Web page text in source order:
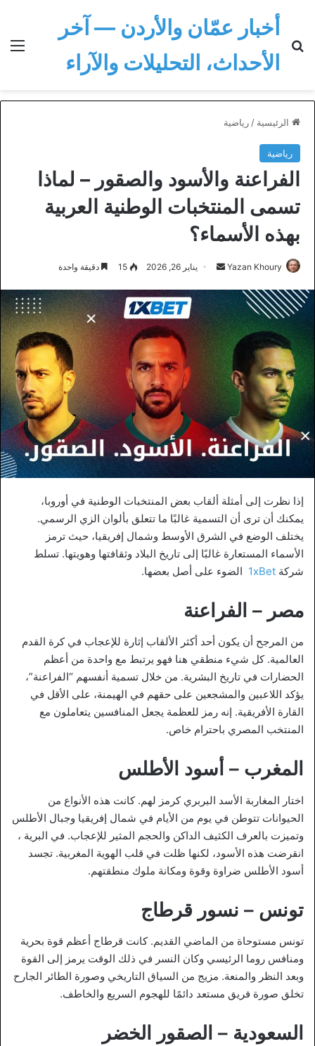
أخبار عمّان والأردن — آخر
الأحداث، التحليلات والآراء
الرئيسية / رياضية
رياضية
الفراعنة والأسود والصقور – لماذا
تسمى المنتخبات الوطنية العربية
بهذه الأسماء؟
Yazan Khoury
أرسل
إلكترونيا
يناير 26, 2026 15 دقيقة واحدة
إذا نظرت إلى أمثلة ألقاب بعض المنتخبات الوطنية في أوروبا،
يمكنك أن ترى أن التسمية غالبًا ما تتعلق بألوان الزي الرسمي.
يختلف الوضع في الشرق الأوسط وشمال إفريقيا، حيث ترمز
الأسماء المستعارة غالبًا إلى تاريخ البلاد وثقافتها وهويتها. تسلط
شركة 1xBet الضوء على أصل بعضها.
مصر – الفراعنة
من المرجح أن يكون أحد أكثر الألقاب إثارة للإعجاب في كرة القدم
العالمية. كل شيء منطقي هنا فهو يرتبط مع واحدة من أعظم
الحضارات في تاريخ البشرية. من خلال تسمية أنفسهم “الفراعنة”،
يؤكد اللاعبين والمشجعين على حقهم في الهيمنة، على الأقل في
القارة الأفريقية. إنه رمز للعظمة يجعل المنافسين يتعاملون مع
المنتخب المصري باحترام خاص.
المغرب – أسود الأطلس
اختار المغاربة الأسد البربري كرمز لهم. كانت هذه الأنواع من
الحيوانات تتوطن في يوم من الأيام في شمال إفريقيا وجبال الأطلس
وتميزت بالعرف الكثيف الداكن والحجم المثير للإعجاب. في البرية ،
انقرضت هذه الأسود، لكنها ظلت في قلب الهوية المغربية. تجسد
أسود الأطلس ضراوة وقوة ومكانة ملوك منطقتهم.
تونس – نسور قرطاج
تونس مستوحاة من الماضي القديم. كانت قرطاج أعظم قوة بحرية
ومنافس روما الرئيسي وكان النسر في ذلك الوقت يرمز إلى القوة
وبعد النظر والمنعة. مزيج من السياق التاريخي وصورة الطائر الجارح
تخلق صورة فريق مستعد دائمًا للهجوم السريع والخاطف.
السعودية – الصقور الخضر